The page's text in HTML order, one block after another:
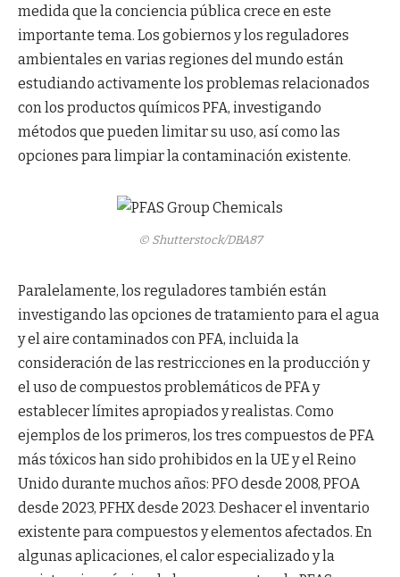
medida que la conciencia pública crece en este
importante tema. Los gobiernos y los reguladores
ambientales en varias regiones del mundo están
estudiando activamente los problemas relacionados
con los productos químicos PFA, investigando
métodos que pueden limitar su uso, así como las
opciones para limpiar la contaminación existente.
© Shutterstock/DBA87
Paralelamente, los reguladores también están
investigando las opciones de tratamiento para el agua
y el aire contaminados con PFA, incluida la
consideración de las restricciones en la producción y
el uso de compuestos problemáticos de PFA y
establecer límites apropiados y realistas. Como
ejemplos de los primeros, los tres compuestos de PFA
más tóxicos han sido prohibidos en la UE y el Reino
Unido durante muchos años: PFO desde 2008, PFOA
desde 2023, PFHX desde 2023. Deshacer el inventario
existente para compuestos y elementos afectados. En
algunas aplicaciones, el calor especializado y la